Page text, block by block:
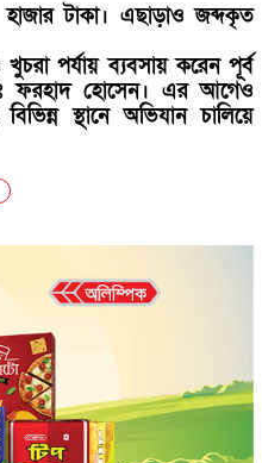
টাকা। এছাড়াও জব্দকৃত
পর্যায় ব্যবসায় করেন পূর্ব
ফরহাদ হোসেন। এর আগেও
স্থানে অভিযান চালিয়ে